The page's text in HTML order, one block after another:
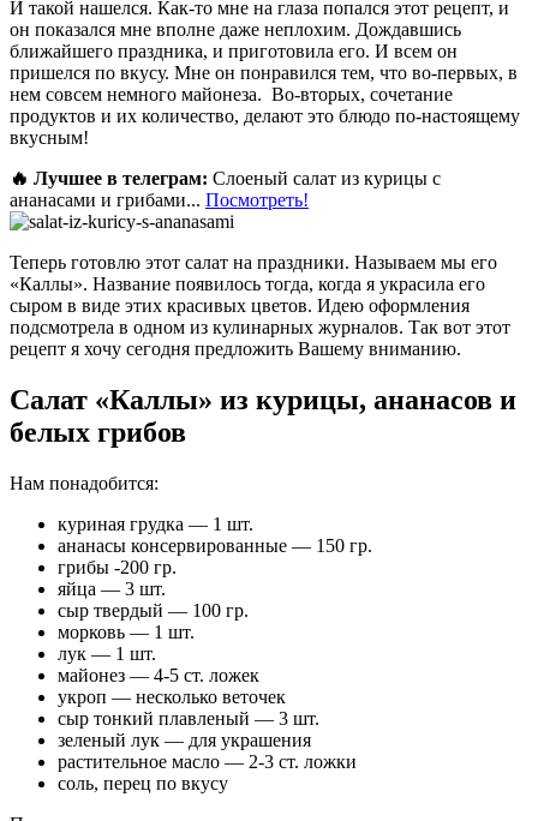
И такой нашелся. Как-то мне на глаза попался этот рецепт, и
он показался мне вполне даже неплохим. Дождавшись
ближайшего праздника, и приготовила его. И всем он
пришелся по вкусу. Мне он понравился тем, что во-первых, в
нем совсем немного майонеза. Во-вторых, сочетание
продуктов и их количество, делают это блюдо по-настоящему
вкусным!
🔥 Лучшее в телеграм: Слоеный салат из курицы с
ананасами и грибами... Посмотреть!
Теперь готовлю этот салат на праздники. Называем мы его
«Каллы». Название появилось тогда, когда я украсила его
сыром в виде этих красивых цветов. Идею оформления
подсмотрела в одном из кулинарных журналов. Так вот этот
рецепт я хочу сегодня предложить Вашему вниманию.
Салат «Каллы» из курицы, ананасов и
белых грибов
Нам понадобится:
куриная грудка — 1 шт.
ананасы консервированные — 150 гр.
грибы -200 гр.
яйца — 3 шт.
сыр твердый — 100 гр.
морковь — 1 шт.
лук — 1 шт.
майонез — 4-5 ст. ложек
укроп — несколько веточек
сыр тонкий плавленый — 3 шт.
зеленый лук — для украшения
растительное масло — 2-3 ст. ложки
соль, перец по вкусу